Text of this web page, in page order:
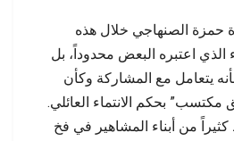
حمزة الصنهاجي خلال هذه
الذي اعتبره البعض محدوداً، بل
يتعامل مع المشاركة وكأن
مكتسب” بحكم الانتماء العائلي.
من أبناء المشاهير في فخ